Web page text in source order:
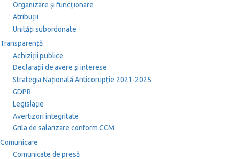
Organizare și funcționare
Atribuții
Unități subordonate
Transparență
Achiziții publice
Declarații de avere și interese
Strategia Națională Anticorupție 2021-2025
GDPR
Legislație
Avertizori integritate
Grila de salarizare conform CCM
Comunicare
Comunicate de presă